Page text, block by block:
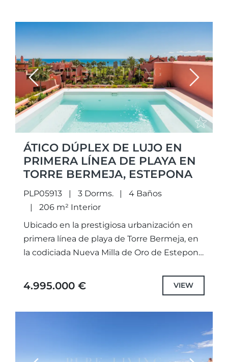
Previous Next
ÁTICO DÚPLEX DE LUJO EN
PRIMERA LÍNEA DE PLAYA EN
TORRE BERMEJA, ESTEPONA
PLP05913 3 Dorms.
4 Baños
206 m² Interior
Ubicado en la prestigiosa urbanización en
primera línea de playa de Torre Bermeja, en
la codiciada Nueva Milla de Oro de Estepona,
arquitectura andaluza...
4.995.000 € VIEW